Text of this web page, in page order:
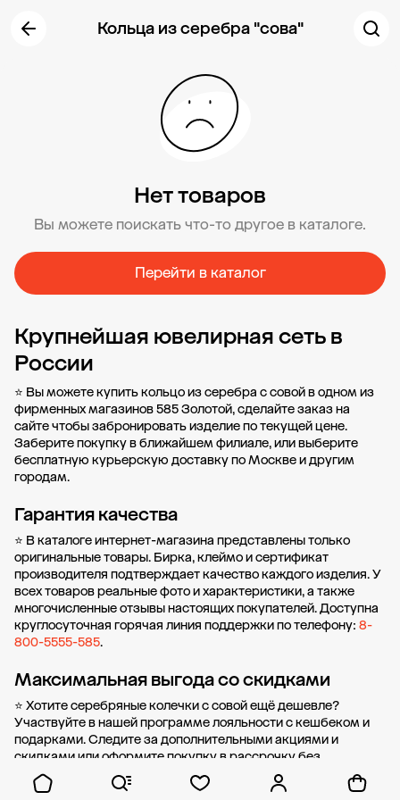
Кольца из серебра "сова"
Нет товаров
Вы можете поискать что-то другое в каталоге.
Перейти в каталог
Крупнейшая ювелирная сеть в
России
⭐ Вы можете купить кольцо из серебра с совой в одном из
фирменных магазинов 585 Золотой, сделайте заказ на
сайте чтобы забронировать изделие по текущей цене.
Заберите покупку вближайшем филиале, или выберите
бесплатную курьерскую доставку по Москве и другим
городам.
Гарантия качества
⭐ В каталоге интернет-магазина представлены только
оригинальные товары. Бирка, клеймо и сертификат
производителя подтверждает качество каждого изделия. У
всех товаров реальные фото и характеристики, а также
многочисленные отзывы настоящих покупателей. Доступна
круглосуточная горячая линия поддержки по телефону: 8-
800-5555-585.
Максимальная выгода со скидками
⭐ Хотите серебряные колечки с совой ещё дешевле?
Участвуйте в нашейпрограмме лояльностис кешбеком и
подарками. Следите за дополнительнымиакциями и
скидкамиили оформитепокупку в рассрочкубез
первоначального взноса от стоимости.